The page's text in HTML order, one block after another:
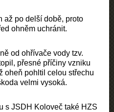
až po delší době, proto
ohněm uchránit.
od ohřívače vody tzv.
přesné příčiny vzniku
oheň pohltil celou střechu
velmi vysoká.
s JSDH Koloveč také HZS